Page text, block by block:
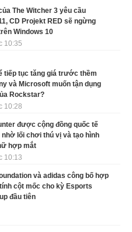
The Witcher 3 yêu cầu
CD Projekt RED sẽ ngừng
Windows 10
10:35
tiếp tục tăng giá trước thềm
và Microsoft muốn tận dụng
Rockstar?
10:28
được cộng đồng quốc tế
nhờ lối chơi thú vị và tạo hình
hợp mắt
10:13
và adidas công bố hợp
cột mốc cho kỳ Esports
đầu tiên